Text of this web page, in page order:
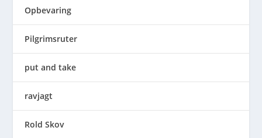
Opbevaring
Pilgrimsruter
put and take
ravjagt
Rold Skov